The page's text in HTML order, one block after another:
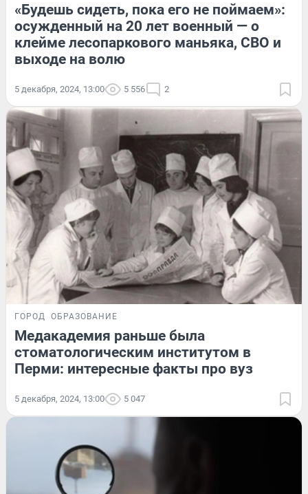
«Будешь сидеть, пока его не поймаем»:
осужденный на 20 лет военный — о
клейме лесопаркового маньяка, СВО и
выходе на волю
5 декабря, 2024, 13:00 5 556 2
ГОРОД ОБРАЗОВАНИЕ
Медакадемия раньше была
стоматологическим институтом в
Перми: интересные факты про вуз
5 декабря, 2024, 13:00 5 047